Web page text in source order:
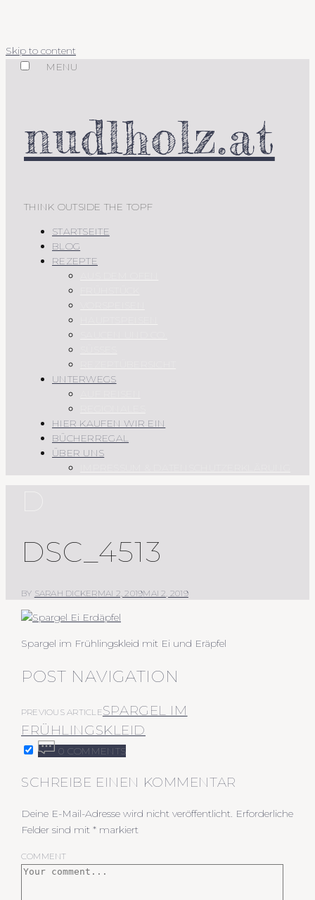
Skip to content
MENU
nudlholz.at
THINK OUTSIDE THE TOPF
STARTSEITE
BLOG
REZEPTE
UNTERWEGS
HIER KAUFEN WIR EIN
BÜCHERREGAL
ÜBER UNS
DSC_4513
BY SARAH DICKERMAI 2, 2019MAI 2, 2019
Spargel im Frühlingskleid mit Ei und Eräpfel
POST NAVIGATION
PREVIOUS ARTICLESPARGEL IM
FRÜHLINGSKLEID
0 COMMENTS
SCHREIBE EINEN KOMMENTAR
Deine E-Mail-Adresse wird nicht veröffentlicht. Erforderliche
Felder sind mit * markiert
COMMENT